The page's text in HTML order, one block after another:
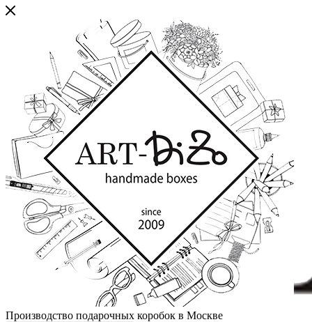
Производство подарочных коробок в Москве